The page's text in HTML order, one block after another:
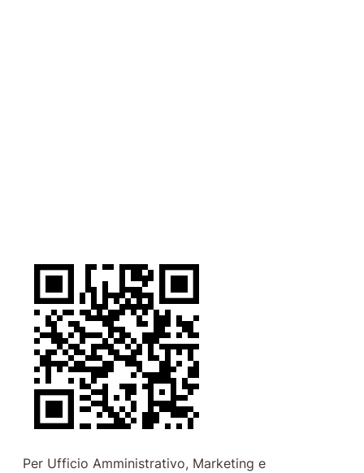
Per Ufficio Amministrativo, Marketing e